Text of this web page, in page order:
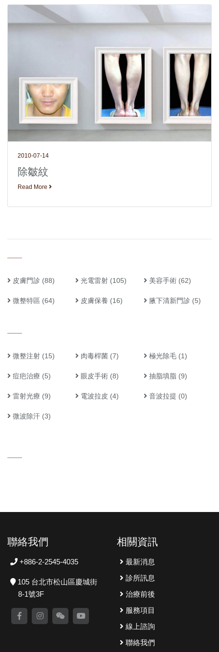
2010-07-14
除皺紋
Read More
皮膚門診 (88) 光電雷射 (105) 美容手術 (62)
微整特區 (64) 皮膚保養 (16) 腋下清新門診 (5)
微整注射 (15) 肉毒桿菌 (7) 極光除毛 (1)
痘疤治療 (5) 眼皮手術 (8) 抽脂填脂 (9)
雷射光療 (9) 電波拉皮 (4) 音波拉提 (0)
微波除汗 (3)
聯絡我們
+886-2-2545-4035
105 台北市松山區慶城街
8-1號3F
相關資訊
最新消息
診所訊息
治療前後
服務項目
線上諮詢
聯絡我們